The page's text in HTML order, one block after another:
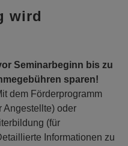
wird
Seminarbeginn bis zu
sparen!
dem Förderprogramm
Angestellte) oder
(für
Informationen zu